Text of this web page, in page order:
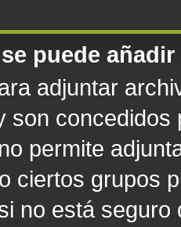
puede
adjuntar
son concedidos
permite
ciertos grupos
no está